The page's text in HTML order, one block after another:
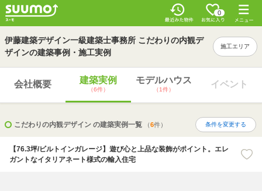
0
伊藤建築デザイン一級建築士事務所 こだわりの内観デ
ザインの建築事例・施工実例
施工エリア
会社概要 建築実例
（6件）
モデルハウス
（1件）
イベント
こだわりの内観デザイン の建築実例一覧 （6件） 条件を変更する
【76.3坪/ビルトインガレージ】遊び心と上品な装飾がポイント。エレ
ガントなイタリアネート様式の輸入住宅